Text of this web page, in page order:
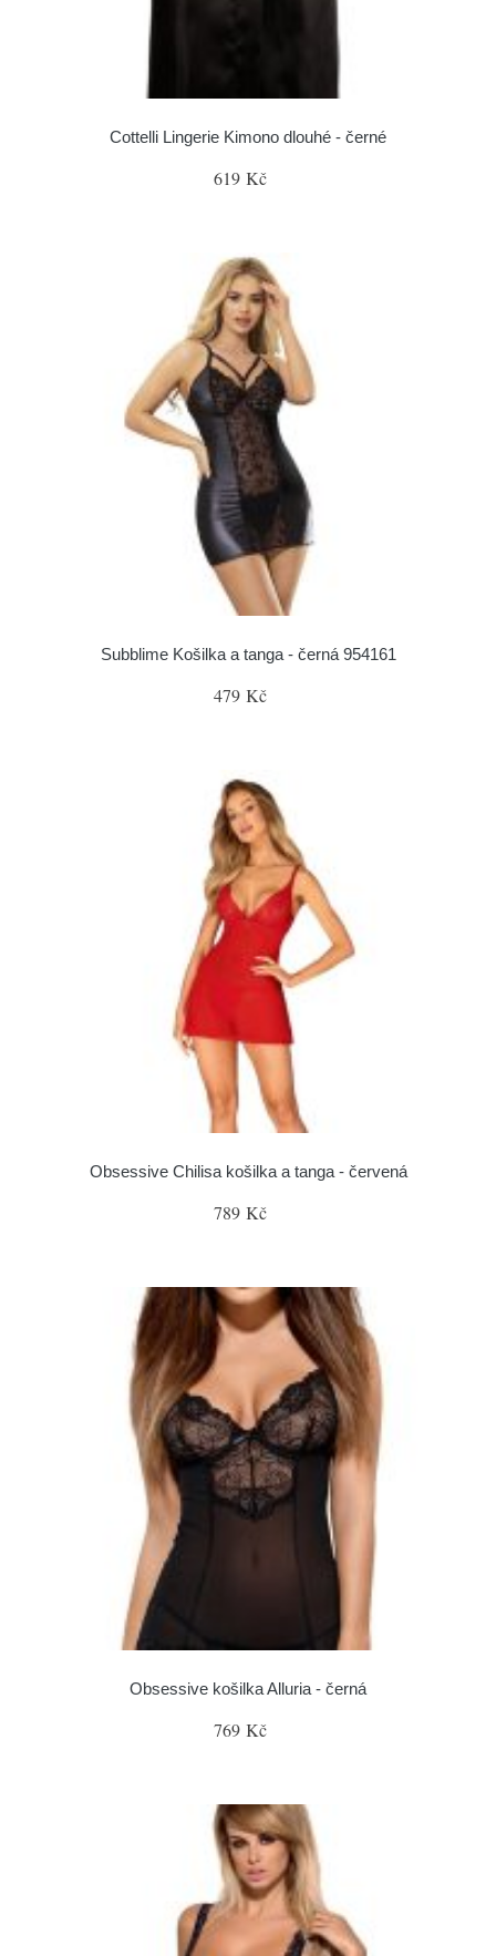
Cottelli Lingerie Kimono dlouhé - černé
619 Kč
Subblime Košilka a tanga - černá 954161
479 Kč
Obsessive Chilisa košilka a tanga - červená
789 Kč
Obsessive košilka Alluria - černá
769 Kč